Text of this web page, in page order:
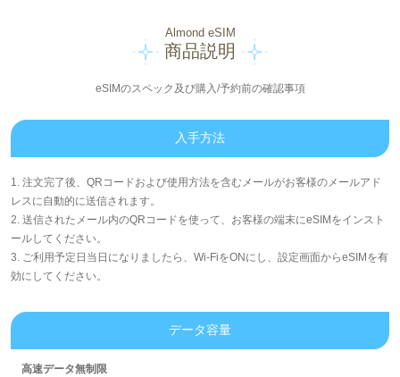
Almond eSIM
商品説明
eSIMのスペック及び購入/予約前の確認事項
入手方法
1. 注文完了後、QRコードおよび使用方法を含むメールがお客様のメールアド
レスに自動的に送信されます。
2. 送信されたメール内のQRコードを使って、お客様の端末にeSIMをインスト
ールしてください。
3. ご利用予定日当日になりましたら、Wi-FiをONにし、設定画面からeSIMを有
効にしてください。
データ容量
高速データ無制限